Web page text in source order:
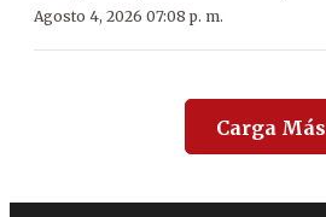
Agosto 4, 2026 07:08 p. m.
Carga Más